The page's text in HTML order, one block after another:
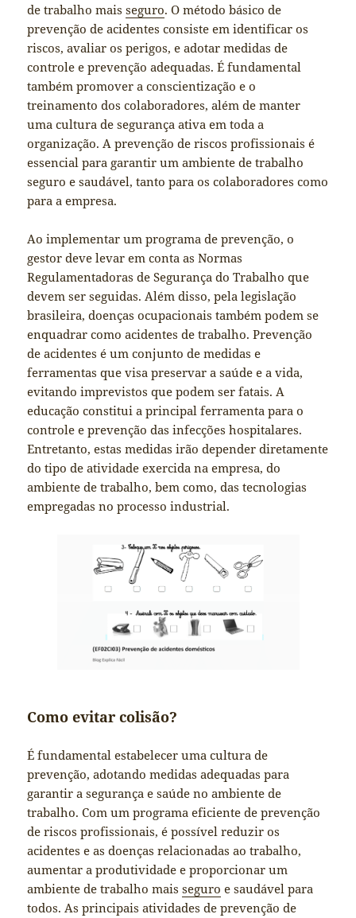
de trabalho maisseguro. O método básico de
prevenção de acidentes consiste em identificar os
riscos, avaliar os perigos, e adotar medidas de
controle e prevenção adequadas. É fundamental
também promover a conscientização e o
treinamento dos colaboradores, além de manter
uma cultura de segurança ativa em toda a
organização. A prevenção de riscos profissionais é
essencial para garantir um ambiente de trabalho
seguro e saudável, tanto para os colaboradores como
para a empresa.
Ao implementar um programa de prevenção, o
gestor deve levar em conta as Normas
Regulamentadoras de Segurança do Trabalho que
devem ser seguidas. Além disso, pela legislação
brasileira, doenças ocupacionais também podem se
enquadrar como acidentes de trabalho. Prevenção
de acidentes é um conjunto de medidas e
ferramentas que visa preservar a saúde e a vida,
evitando imprevistos que podem ser fatais. A
educação constitui a principal ferramenta para o
controle e prevenção das infecções hospitalares.
Entretanto, estas medidas irão depender diretamente
do tipo de atividade exercida na empresa, do
ambiente de trabalho, bem como, das tecnologias
empregadas no processo industrial.
Como evitar colisão?
É fundamental estabelecer uma cultura de
prevenção, adotando medidas adequadas para
garantir a segurança e saúde no ambiente de
trabalho. Com um programa eficiente de prevenção
de riscos profissionais, é possível reduzir os
acidentes e as doenças relacionadas ao trabalho,
aumentar a produtividade e proporcionar um
ambiente de trabalho maisseguro e saudável para
todos. As principais atividades de prevenção de